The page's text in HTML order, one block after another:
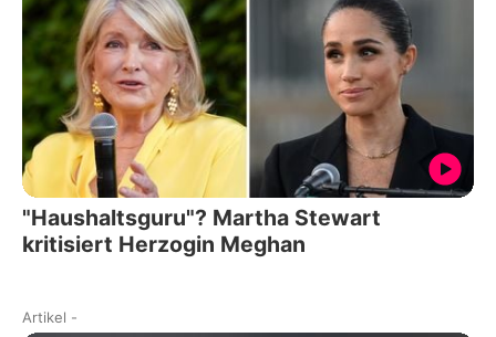
"Haushaltsguru"? Martha Stewart
kritisiert Herzogin Meghan
Artikel -